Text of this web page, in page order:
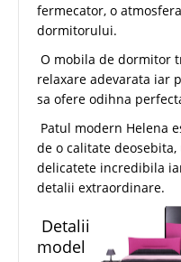
fermecator, o
dormitorului.
O mobila de dormitor
relaxare adevarata iar
sa ofere odihna
Patul modern Helena
de o calitate
delicatete incredibila
detalii extraordinare.
Detalii
model